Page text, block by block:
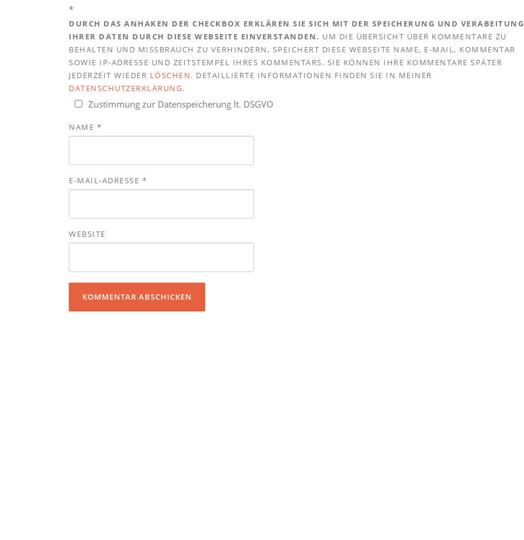
*
DURCH DAS ANHAKEN DER CHECKBOX ERKLÄREN SIE SICH MIT DER SPEICHERUNG UND VERABEITUNG
IHRER DATEN DURCH DIESE WEBSEITE EINVERSTANDEN. UM DIE ÜBERSICHT ÜBER KOMMENTARE ZU
BEHALTEN UND MISSBRAUCH ZU VERHINDERN, SPEICHERT DIESE WEBSEITE NAME, E-MAIL, KOMMENTAR
SOWIE IP-ADRESSE UND ZEITSTEMPEL IHRES KOMMENTARS. SIE KÖNNEN IHRE KOMMENTARE SPÄTER
JEDERZEIT WIEDER LÖSCHEN. DETAILLIERTE INFORMATIONEN FINDEN SIE IN MEINER
DATENSCHUTZERKLÄRUNG.
Zustimmung zur Datenspeicherung lt. DSGVO
NAME *
E-MAIL-ADRESSE *
WEBSITE